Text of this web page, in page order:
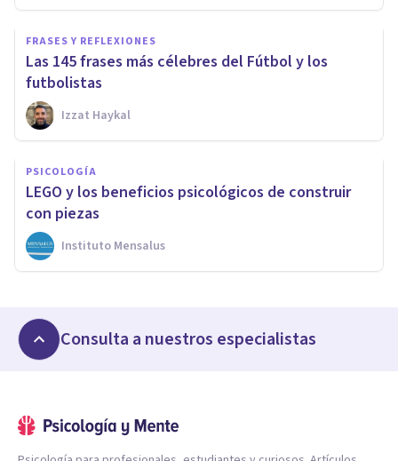
FRASES Y REFLEXIONES
Las 145 frases más célebres del Fútbol y los
futbolistas
Izzat Haykal
PSICOLOGÍA
LEGO y los beneficios psicológicos de construir
con piezas
Instituto Mensalus
Consulta a nuestros especialistas